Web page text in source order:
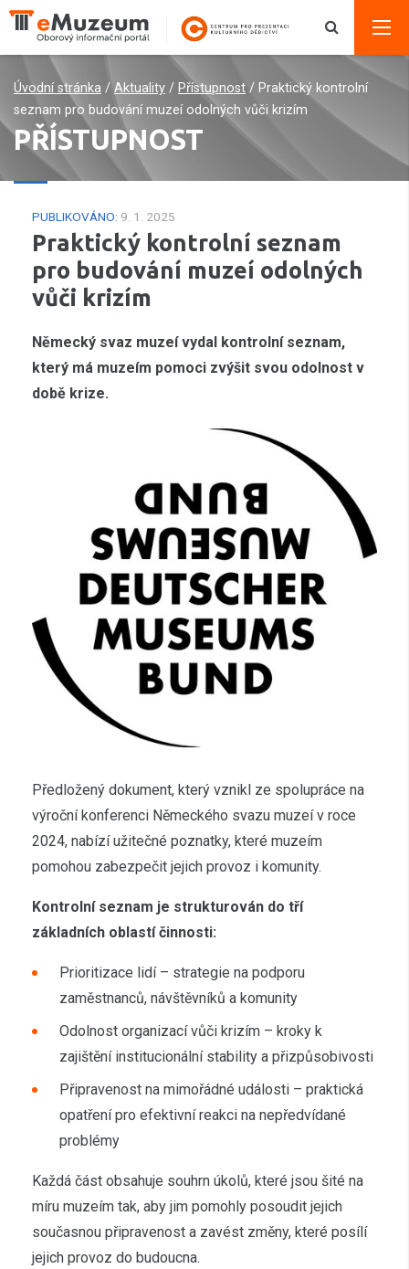
Úvodní stránka / Aktuality / Přístupnost / Praktický kontrolní
seznam pro budování muzeí odolných vůči krizím
PŘÍSTUPNOST
PUBLIKOVÁNO: 9. 1. 2025
Praktický kontrolní seznam
pro budování muzeí odolných
vůči krizím
Německý svaz muzeí vydal kontrolní seznam,
který má muzeím pomoci zvýšit svou odolnost v
době krize.
Předložený dokument, který vznikl ze spolupráce na
výroční konferenci Německého svazu muzeí v roce
2024, nabízí užitečné poznatky, které muzeím
pomohou zabezpečit jejich provoz i komunity.
Kontrolní seznam je strukturován do tří
základních oblastí činnosti:
Prioritizace lidí – strategie na podporu
zaměstnanců, návštěvníků a komunity
Odolnost organizací vůči krizím – kroky k
zajištění institucionální stability a přizpůsobivosti
Připravenost na mimořádné události – praktická
opatření pro efektivní reakci na nepředvídané
problémy
Každá část obsahuje souhrn úkolů, které jsou šité na
míru muzeím tak, aby jim pomohly posoudit jejich
současnou připravenost a zavést změny, které posílí
jejich provoz do budoucna.